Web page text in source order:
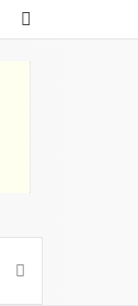
Artigo
aleatório
Procurar